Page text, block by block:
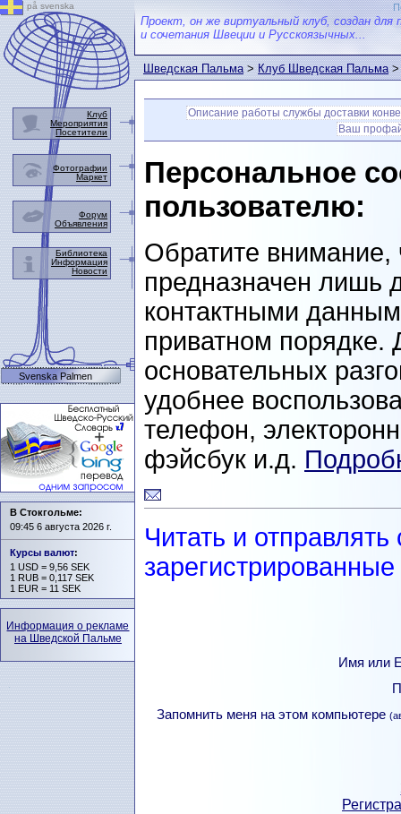
Проект, он же виртуальный клуб, создан для
и сочетания Швеции и Русскоязычных...
Шведская Пальма>Клуб Шведская Пальма>
Описание работы службы доставки
Ваш
Персональное
пользователю:
Обратите внимание,
предназначен лишь
контактными
приватном порядке.
основательных
удобнее
телефон,
фэйсбук и.д.
Читать и
Имя или
Запомнить меня на этом компьютере
på svenska
Клуб
Мероприятия
Посетители
Фотографии
Маркет
Форум
Объявления
Библиотека
Информация
Новости
Svenska Palmen
В Стокгольме:
09:45 6 августа 2026 г.
Курсы валют:
1 USD = 9,56 SEK
1 RUB = 0,117 SEK
1 EUR = 11 SEK
Информация о рекламе
на Шведской Пальме